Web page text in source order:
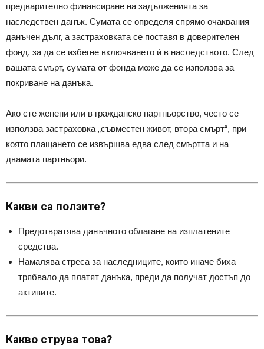
предварително финансиране на задълженията за
наследствен данък. Сумата се определя спрямо очаквания
данъчен дълг, а застраховката се поставя в доверителен
фонд, за да се избегне включването ѝ в наследството. След
вашата смърт, сумата от фонда може да се използва за
покриване на данъка.
Ако сте женени или в гражданско партньорство, често се
използва застраховка „съвместен живот, втора смърт“, при
която плащането се извършва едва след смъртта и на
двамата партньори.
Какви са ползите?
Предотвратява данъчното облагане на изплатените
средства.
Намалява стреса за наследниците, които иначе биха
трябвало да платят данъка, преди да получат достъп до
активите.
Какво струва това?